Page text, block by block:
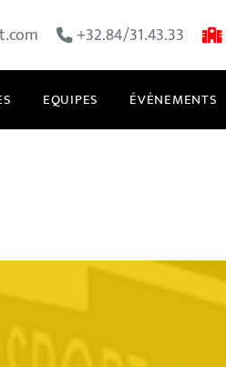
+32.84/31.43.33
EQUIPES ÉVÈNEMENTS